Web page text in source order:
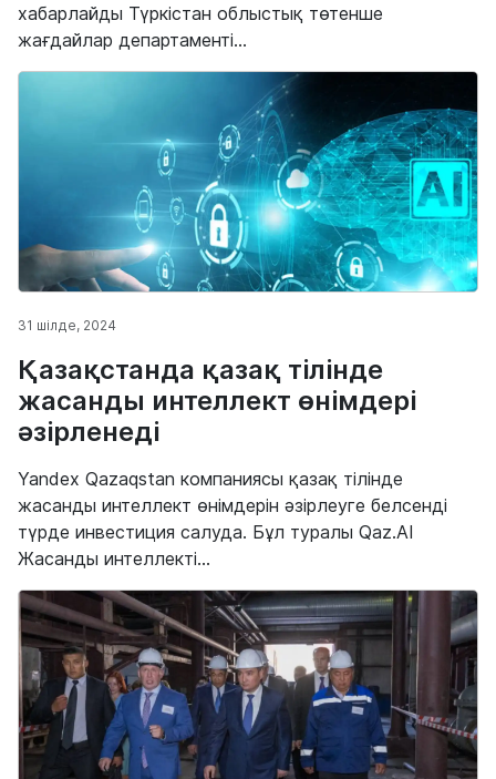
хабарлайды Түркістан облыстық төтенше
жағдайлар департаменті...
31 шілде, 2024
Қазақстанда қазақ тілінде
жасанды интеллект өнімдері
әзірленеді
Yandex Qazaqstan компаниясы қазақ тілінде
жасанды интеллект өнімдерін әзірлеуге белсенді
түрде инвестиция салуда. Бұл туралы Qaz.AI
Жасанды интеллекті...